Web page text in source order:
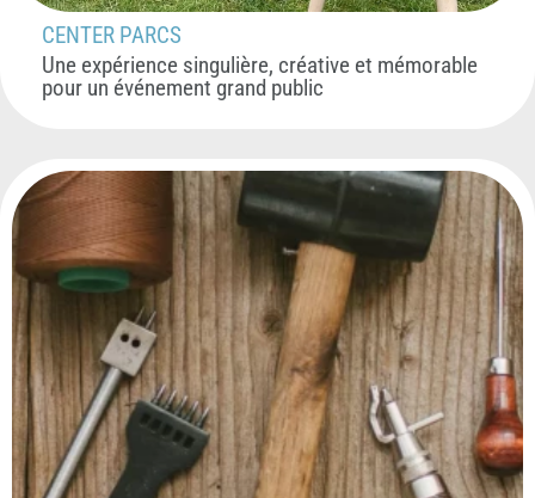
CENTER PARCS
Une expérience singulière, créative et mémorable
pour un événement grand public